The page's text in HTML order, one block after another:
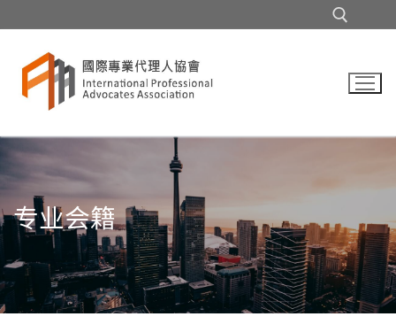
to
content
Search for:
专业会籍